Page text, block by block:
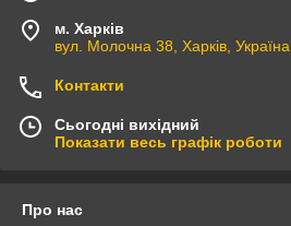
м. Харків
вул. Молочна 38, Харків, Україна
Контакти
Сьогодні вихідний
Показати весь графік роботи
Про нас